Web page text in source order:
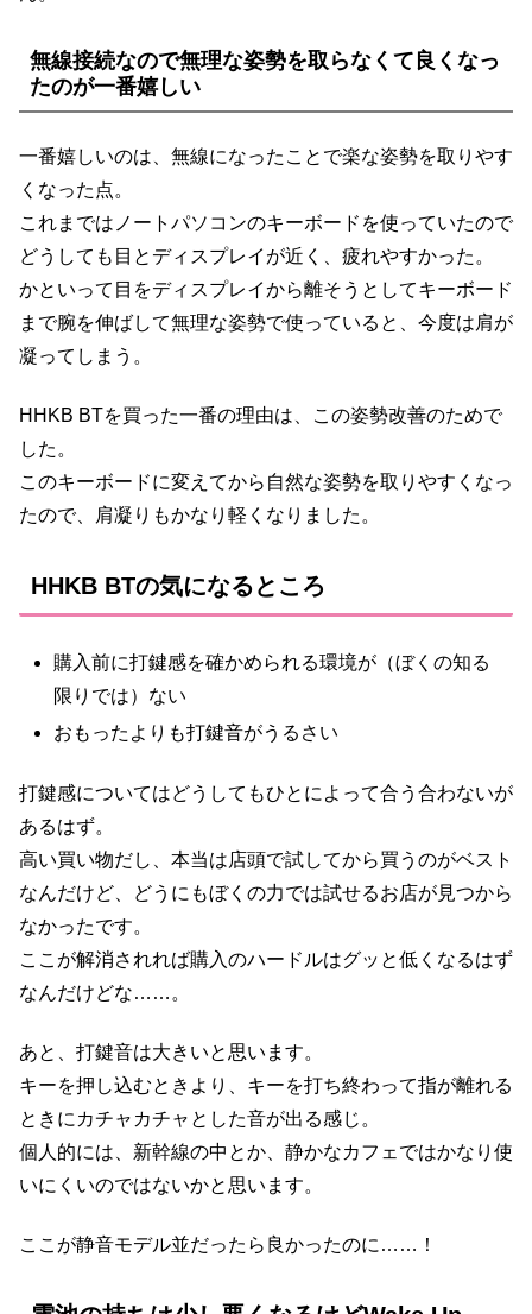
無線接続なので無理な姿勢を取らなくて良くなっ
たのが一番嬉しい
一番嬉しいのは、無線になったことで楽な姿勢を取りやす
くなった点。
これまではノートパソコンのキーボードを使っていたので
どうしても目とディスプレイが近く、疲れやすかった。
かといって目をディスプレイから離そうとしてキーボード
まで腕を伸ばして無理な姿勢で使っていると、今度は肩が
凝ってしまう。
HHKB BTを買った一番の理由は、この姿勢改善のためで
した。
このキーボードに変えてから自然な姿勢を取りやすくなっ
たので、肩凝りもかなり軽くなりました。
HHKB BTの気になるところ
購入前に打鍵感を確かめられる環境が（ぼくの知る
限りでは）ない
おもったよりも打鍵音がうるさい
打鍵感についてはどうしてもひとによって合う合わないが
あるはず。
高い買い物だし、本当は店頭で試してから買うのがベスト
なんだけど、どうにもぼくの力では試せるお店が見つから
なかったです。
ここが解消されれば購入のハードルはグッと低くなるはず
なんだけどな……。
あと、打鍵音は大きいと思います。
キーを押し込むときより、キーを打ち終わって指が離れる
ときにカチャカチャとした音が出る感じ。
個人的には、新幹線の中とか、静かなカフェではかなり使
いにくいのではないかと思います。
ここが静音モデル並だったら良かったのに……！